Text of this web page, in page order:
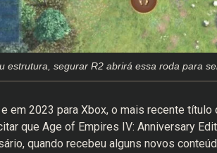
estrutura, segurar R2 abrirá essa roda para
e em 2023 para Xbox, o mais recente
que Age of Empires IV: Anniversary
quando recebeu alguns novos